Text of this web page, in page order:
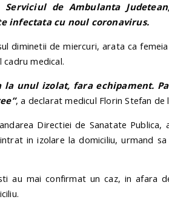
de Ambulanta
infectata cu noul coronavirus.
diminetii de miercuri, arata ca
medical.
unul izolat, fara echipament.
, a declarat medicul Florin Stefan de
Directiei de Sanatate Publica,
in izolare la domiciliu, urmand
au mai confirmat un caz, in afara